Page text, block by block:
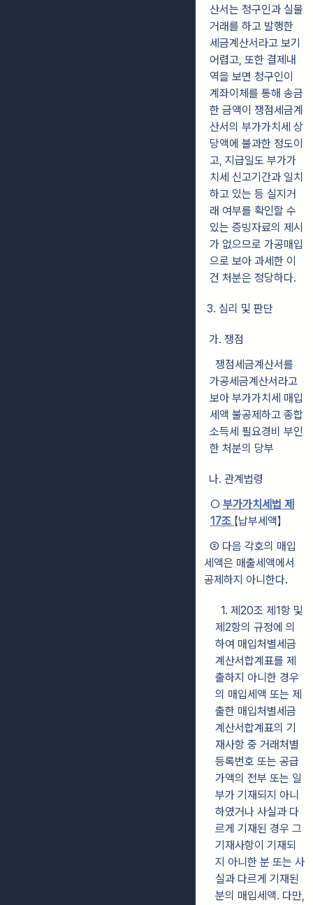
산서는 청구인과 실물
거래를 하고 발행한
세금계산서라고 보기
어렵고, 또한 결제내
역을 보면 청구인이
계좌이체를 통해 송금
한 금액이 쟁점세금계
산서의 부가가치세 상
당액에 불과한 정도이
고, 지급일도 부가가
치세 신고기간과 일치
하고 있는 등 실지거
래 여부를 확인할 수
있는 증빙자료의 제시
가 없으므로 가공매입
으로 보아 과세한 이
건 처분은 정당하다.
3. 심리 및 판단
가. 쟁점
쟁점세금계산서를
가공세금계산서라고
보아 부가가치세 매입
세액 불공제하고 종합
소득세 필요경비 부인
한 처분의 당부
나. 관계법령
○ 부가가치세법 제
17조 【납부세액】
② 다음 각호의 매입
세액은 매출세액에서
공제하지 아니한다.
1. 제20조 제1항 및
제2항의 규정에 의
하여 매입처별세금
계산서합계표를 제
출하지 아니한 경우
의 매입세액 또는 제
출한 매입처별세금
계산서합계표의 기
재사항 중 거래처별
등록번호 또는 공급
가액의 전부 또는 일
부가 기재되지 아니
하였거나 사실과 다
르게 기재된 경우 그
기재사항이 기재되
지 아니한 분 또는 사
실과 다르게 기재된
분의 매입세액. 다만,